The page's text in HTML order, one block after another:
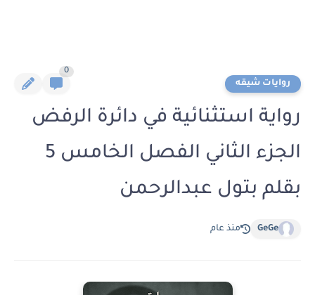
روايات شيقه
0
رواية استثنائية في دائرة الرفض
الجزء الثاني الفصل الخامس 5
بقلم بتول عبدالرحمن
GeGe منذ عام